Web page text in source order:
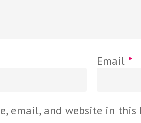
Email *
email, and website in